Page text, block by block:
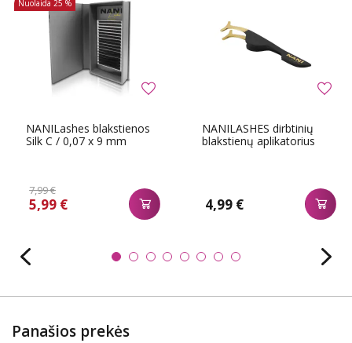
NANILashes blakstienos
Silk C / 0,07 x 9 mm
7,99 €
5,99 €
Nuolaida 25 %
NANILASHES dirbtinių
blakstienų aplikatorius
4,99 €
Panašios prekės